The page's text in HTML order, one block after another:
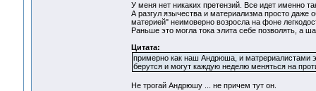
У меня нет никаких претензий. Все идет именно
А разгул язычества и материализма просто даже
материей" неимоверно возросла на фоне
Раньше это могла тока элита себе позволять, а
Цитата:
примерно как наш Андрюша, и матрериалистами
берутся и могут каждую неделю меняться на
Не трогай Андрюшу ... не причем тут он.